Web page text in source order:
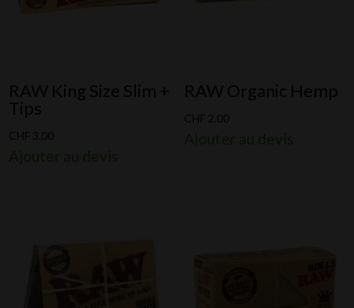
RAW King Size Slim +
Tips
CHF 3.00
RAW Organic Hemp
CHF 2.00